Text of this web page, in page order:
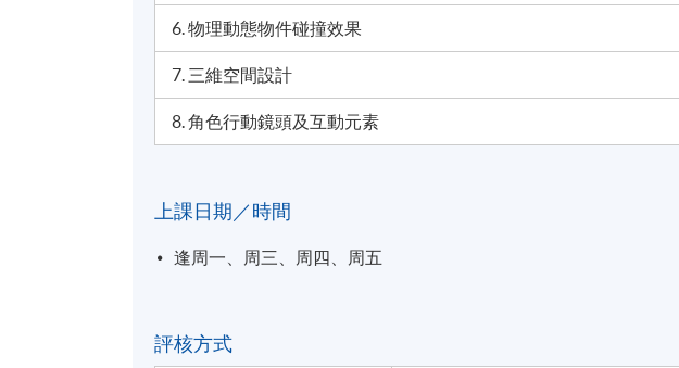
6. 物理動態物件碰撞效果
7. 三維空間設計
8. 角色行動鏡頭及互動元素
上課日期／時間
逢周一、周三、周四、周五
評核方式